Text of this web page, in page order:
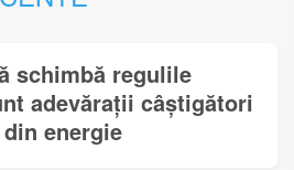
schimbă regulile
adevărații câștigători
energie